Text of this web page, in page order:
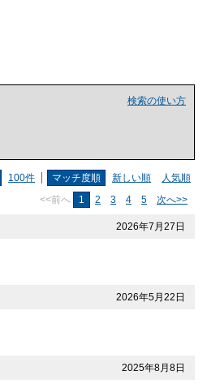
検索の使い方
100件 マッチ度順 新しい順
人気順
<<前へ 1 2 3 4 5 次へ>>
2026年7月27日
2026年5月22日
2025年8月8日